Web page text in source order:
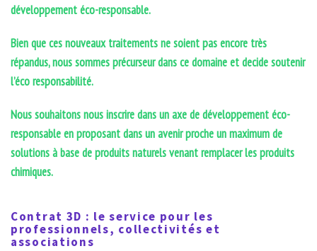
développement éco-responsable.
Bien que ces nouveaux traitements ne soient pas encore très
répandus, nous sommes précurseur dans ce domaine et decide soutenir
l’éco responsabilité.
Nous souhaitons nous inscrire dans un axe de développement éco-
responsable en proposant dans un avenir proche un maximum de
solutions à base de produits naturels venant remplacer les produits
chimiques.
Contrat 3D : le service pour les
professionnels, collectivités et
associations